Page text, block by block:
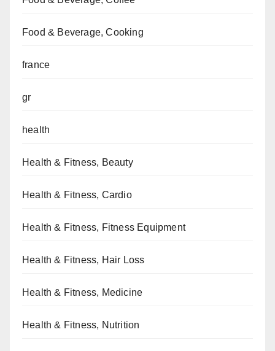
Food & Beverage, Cooking
france
gr
health
Health & Fitness, Beauty
Health & Fitness, Cardio
Health & Fitness, Fitness Equipment
Health & Fitness, Hair Loss
Health & Fitness, Medicine
Health & Fitness, Nutrition